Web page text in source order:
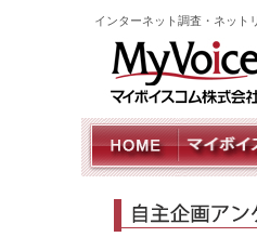
インターネット調査・ネット